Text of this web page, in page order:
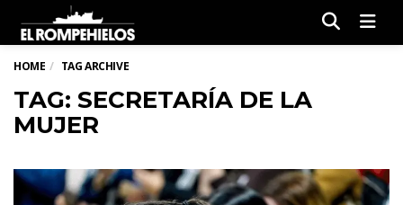
HOME TAG ARCHIVE
TAG: SECRETARÍA DE LA
MUJER